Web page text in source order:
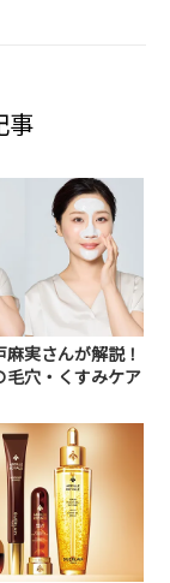
事
実さんが解説！
毛穴・くすみケア